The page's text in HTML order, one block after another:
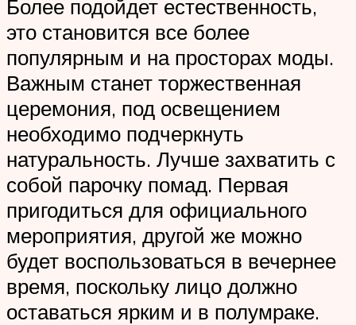
Более подойдет естественность,
это становится все более
популярным и на просторах моды.
Важным станет торжественная
церемония, под освещением
необходимо подчеркнуть
натуральность. Лучше захватить с
собой парочку помад. Первая
пригодиться для официального
мероприятия, другой же можно
будет воспользоваться в вечернее
время, поскольку лицо должно
оставаться ярким и в полумраке.